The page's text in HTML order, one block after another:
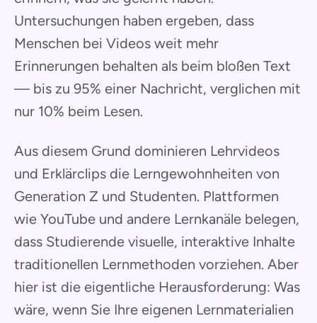
Untersuchungen haben ergeben, dass
Menschen bei Videos weit mehr
Erinnerungen behalten als beim bloßen Text
— bis zu 95% einer Nachricht, verglichen mit
nur 10% beim Lesen.
Aus diesem Grund dominieren Lehrvideos
und Erklärclips die Lerngewohnheiten von
Generation Z und Studenten. Plattformen
wie YouTube und andere Lernkanäle belegen,
dass Studierende visuelle, interaktive Inhalte
traditionellen Lernmethoden vorziehen. Aber
hier ist die eigentliche Herausforderung: Was
wäre, wenn Sie Ihre eigenen Lernmaterialien